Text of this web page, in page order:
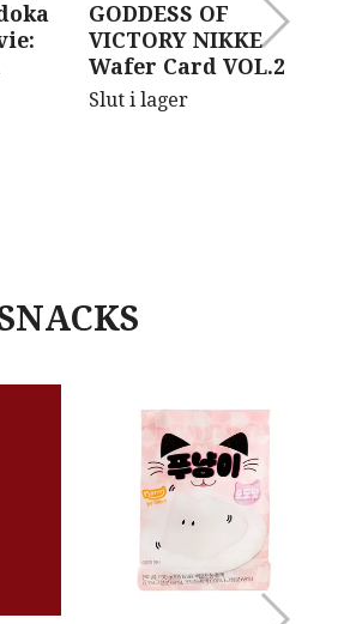
GODDESS OF
VICTORY NIKKE
Wafer Card VOL.2
Slut i lager